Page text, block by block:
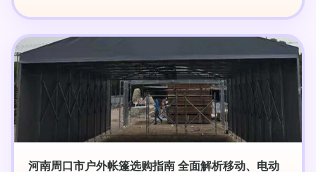
河南周口市户外帐篷选购指南 全面解析移动、电动